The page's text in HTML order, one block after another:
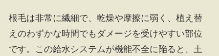
根毛は非常に繊細で、乾燥や摩擦に弱く、植え替
えのわずかな時間でもダメージを受けやすい部位
です。この給水システムが機能不全に陥ると、土